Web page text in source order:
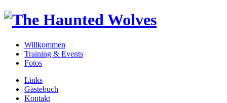
Willkommen
Training & Events
Fotos
Links
Gästebuch
Kontakt